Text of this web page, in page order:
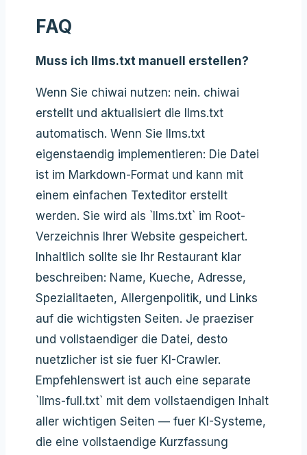
FAQ
Muss ich llms.txt manuell erstellen?
Wenn Sie chiwai nutzen: nein. chiwai
erstellt und aktualisiert die llms.txt
automatisch. Wenn Sie llms.txt
eigenstaendig implementieren: Die Datei
ist im Markdown-Format und kann mit
einem einfachen Texteditor erstellt
werden. Sie wird als `llms.txt` im Root-
Verzeichnis Ihrer Website gespeichert.
Inhaltlich sollte sie Ihr Restaurant klar
beschreiben: Name, Kueche, Adresse,
Spezialitaeten, Allergenpolitik, und Links
auf die wichtigsten Seiten. Je praeziser
und vollstaendiger die Datei, desto
nuetzlicher ist sie fuer KI-Crawler.
Empfehlenswert ist auch eine separate
`llms-full.txt` mit dem vollstaendigen Inhalt
aller wichtigen Seiten — fuer KI-Systeme,
die eine vollstaendige Kurzfassung